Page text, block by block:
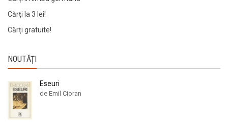
Cărți la 3 lei!
Cărți gratuite!
NOUTĂȚI
Eseuri
de Emil Cioran